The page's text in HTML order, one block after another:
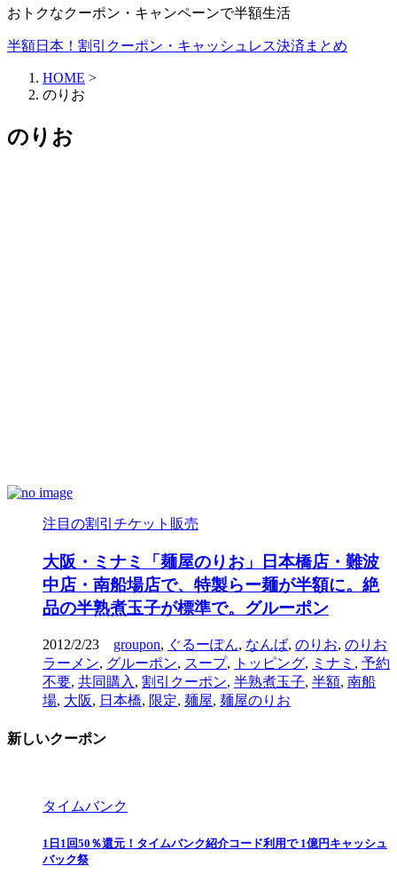
おトクなクーポン・キャンペーンで半額生活
半額日本！割引クーポン・キャッシュレス決済まとめ
HOME >
のりお
のりお
注目の割引チケット販売
大阪・ミナミ「麺屋のりお」日本橋店・難波
中店・南船場店で、特製らー麺が半額に。絶
品の半熟煮玉子が標準で。グルーポン
2012/2/23 groupon, ぐるーぽん, なんば, のりお, のりお
ラーメン, グルーポン, スープ, トッピング, ミナミ , 予約
不要, 共同購入 , 割引クーポン, 半熟煮玉子, 半額, 南船
場, 大阪, 日本橋, 限定, 麺屋, 麺屋のりお
新しいクーポン
タイムバンク
1日1回50％還元！タイムバンク紹介コード利用で 1億円キャッシュ
バック祭